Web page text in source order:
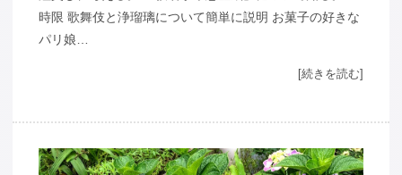
時限 歌舞伎と浄瑠璃について簡単に説明 お菓子の好きな
パリ娘…
[続きを読む]